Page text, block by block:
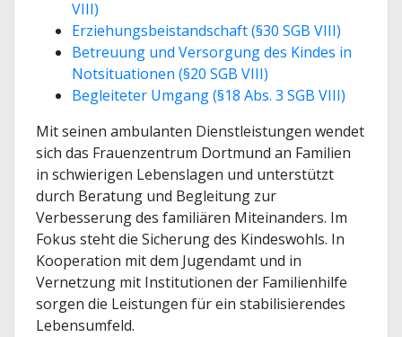
VIII)
Erziehungsbeistandschaft (§30 SGB VIII)
Betreuung und Versorgung des Kindes in
Notsituationen (§20 SGB VIII)
Begleiteter Umgang (§18 Abs. 3 SGB VIII)
Mit seinen ambulanten Dienstleistungen wendet
sich das Frauenzentrum Dortmund an Familien
in schwierigen Lebenslagen und unterstützt
durch Beratung und Begleitung zur
Verbesserung des familiären Miteinanders. Im
Fokus steht die Sicherung des Kindeswohls. In
Kooperation mit dem Jugendamt und in
Vernetzung mit Institutionen der Familienhilfe
sorgen die Leistungen für ein stabilisierendes
Lebensumfeld.